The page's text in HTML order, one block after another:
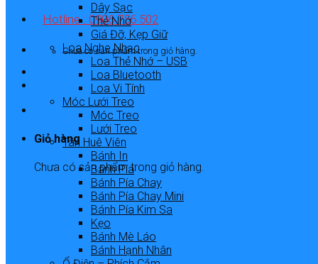
Hotline : 0906 756 502
Chưa có sản phẩm trong giỏ hàng.
Giỏ hàng
Chưa có sản phẩm trong giỏ hàng.
Dây Sạc
Thẻ Nhớ
Giá Đỡ, Kẹp Giữ
Loa Nghe Nhạc
Loa Thẻ Nhớ – USB
Loa Bluetooth
Loa Vi Tính
Móc Lưới Treo
Móc Treo
Lưới Treo
Tân Huê Viên
Bánh In
Bánh Pía
Bánh Pía Chay
Bánh Pía Chay Mini
Bánh Pía Kim Sa
Kẹo
Bánh Mè Láo
Bánh Hạnh Nhân